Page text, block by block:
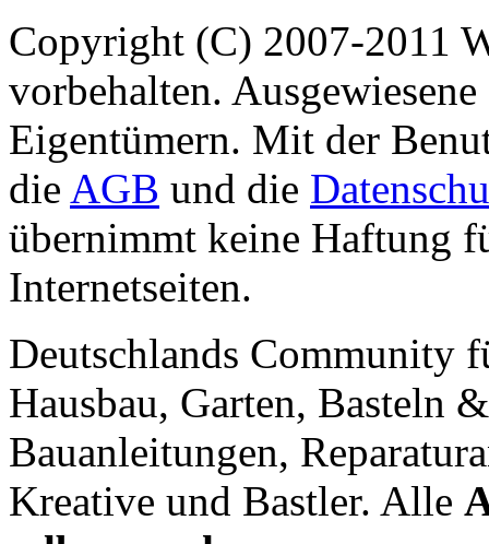
Copyright (C) 2007-2011
vorbehalten.
Eigentümern. Mit der
die AGB und die
übernimmt keine Haftung
Internetseiten.
Deutschlands Community
Hausbau, Garten, Basteln
Bauanleitungen,
Kreative und Bastler. Alle